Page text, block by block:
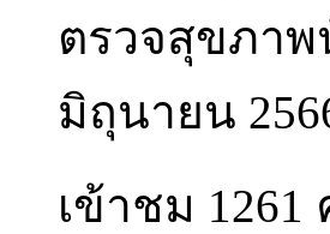
ตรวจสุขภาพ
มิถุนายน
เข้าชม 1261